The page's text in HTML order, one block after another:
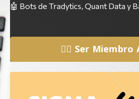
🤖 Bots de Tradytics, Quant Data y
👉🏼 Ser Miembro